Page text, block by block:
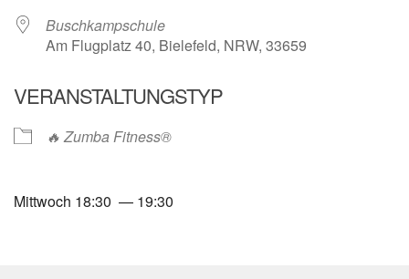
Buschkampschule
Am Flugplatz 40, Bielefeld, NRW, 33659
VERANSTALTUNGSTYP
🔥 Zumba Fitness®
Mittwoch 18:30 — 19:30